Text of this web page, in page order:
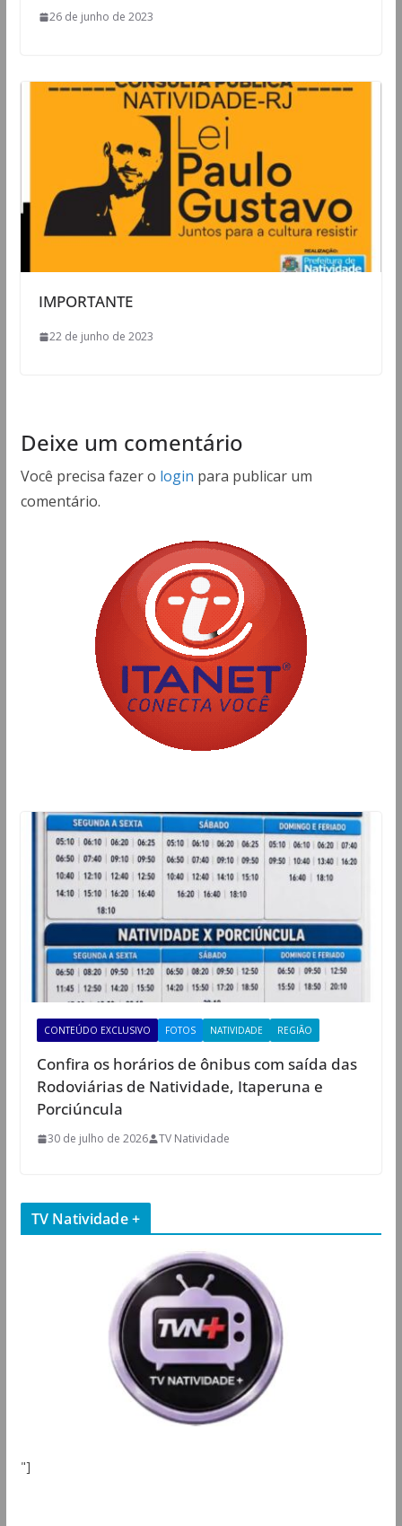
26 de junho de 2023
IMPORTANTE
22 de junho de 2023
Deixe um comentário
Você precisa fazer o login para publicar um
comentário.
CONTEÚDO EXCLUSIVO FOTOS NATIVIDADE REGIÃO
Confira os horários de ônibus com saída das
Rodoviárias de Natividade, Itaperuna e
Porciúncula
30 de julho de 2026 TV Natividade
TV Natividade +
"]